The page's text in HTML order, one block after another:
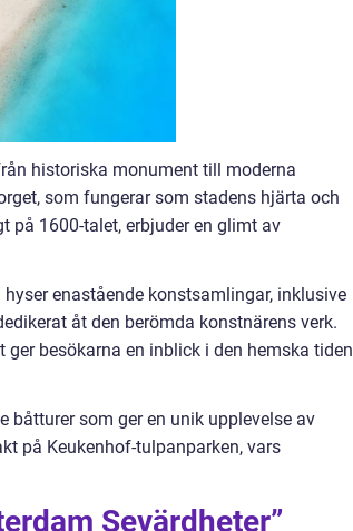
historiska monument till moderna
som fungerar som stadens hjärta och
på 1600-talet, erbjuder en glimt av
enastående konstsamlingar, inklusive
åt den berömda konstnärens verk.
besökarna en inblick i den hemska tiden
båtturer som ger en unik upplevelse av
på Keukenhof-tulpanparken, vars
Sevärdheter”